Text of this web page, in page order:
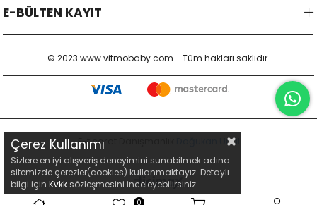
E-BÜLTEN KAYIT
© 2023 www.vitmobaby.com - Tüm hakları saklıdır.
E-ticaret Danışmanlık Doğukan Ünal
Çerez Kullanımı
Sizlere en iyi alışveriş deneyimini sunabilmek adına
sitemizde çerezler(cookies) kullanmaktayız. Detaylı
bilgi için Kvkk sözleşmesini inceleyebilirsiniz.
0